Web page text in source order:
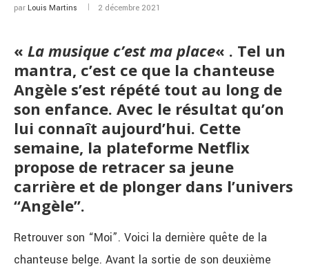
par Louis Martins 2 décembre 2021
« La musique c’est ma place« . Tel un
mantra, c’est ce que la chanteuse
Angèle s’est répété tout au long de
son enfance. Avec le résultat qu’on
lui connaît aujourd’hui. Cette
semaine, la plateforme Netflix
propose de retracer sa jeune
carrière et de plonger dans l’univers
“Angèle”.
Retrouver son “Moi”. Voici la dernière quête de la
chanteuse belge. Avant la sortie de son deuxième